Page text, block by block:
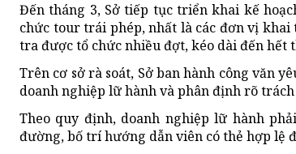
Đến tháng 3, Sở tiếp tục triển khai kế
chức tour trái phép, nhất là các đơn vị
tra được tổ chức nhiều đợt, kéo dài đến hết
Trên cơ sở rà soát, Sở ban hành công văn
doanh nghiệp lữ hành và phân định rõ
Theo quy định, doanh nghiệp lữ hành
đường, bố trí hướng dẫn viên có thẻ hợp lệ